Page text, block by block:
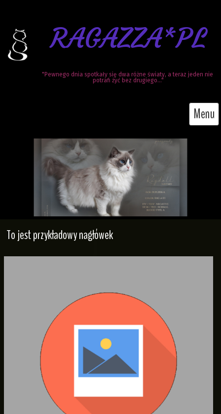
RAGAZZA*PL
"Pewnego dnia spotkały się dwa różne światy, a teraz jeden nie
potrafi żyć bez drugiego..."
Menu
To jest przykładowy nagłówek